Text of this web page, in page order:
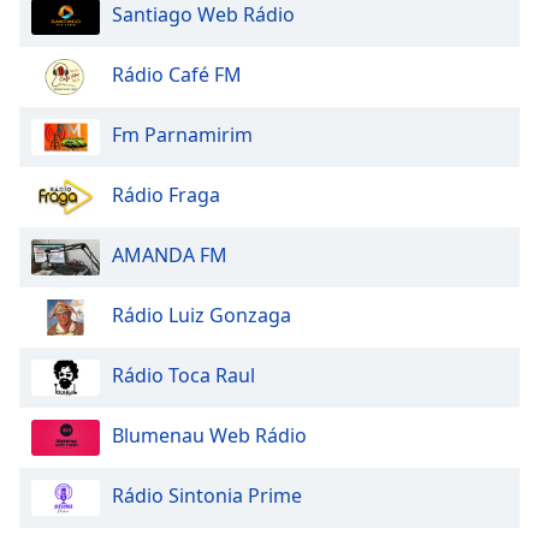
Santiago Web Rádio
Rádio Café FM
Fm Parnamirim
Rádio Fraga
AMANDA FM
Rádio Luiz Gonzaga
Rádio Toca Raul
Blumenau Web Rádio
Rádio Sintonia Prime